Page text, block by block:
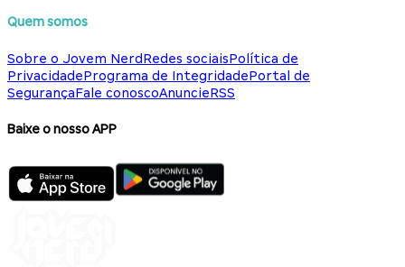
Quem somos
Sobre o Jovem NerdRedes sociaisPolítica de
PrivacidadePrograma de IntegridadePortal de
SegurançaFale conoscoAnuncieRSS
Baixe o nosso APP